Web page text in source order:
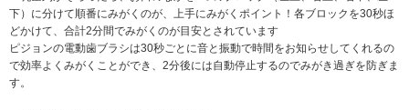
下）に分けて順番にみがくのが、上手にみがくポイント！各ブロックを30秒ほ
どかけて、合計2分間でみがくのが目安とされています
ピジョンの電動歯ブラシは30秒ごとに音と振動で時間をお知らせしてくれるの
で効率よくみがくことができ、2分後には自動停止するのでみがき過ぎを防ぎま
す。